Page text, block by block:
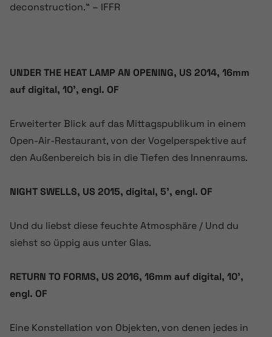
deconstruction.” – IFFR
UNDER THE HEAT LAMP AN OPENING, US 2014, 16mm
auf digital, 10’, engl. OF
Erweiterter Blick auf das Mittagspublikum in einem
Open-Air-Restaurant, von der Vogelperspektive auf
den Außenbereich bis in die Tiefen des Innenraums.
NIGHT SWELLS, US 2015, digital, 5’, engl. OF
Und du liebst diese feuchte Atmosphäre / Und du
siehst so üppig aus unter Glas.
RETURN TO FORMS, US 2016, 16mm auf digital, 10’,
engl. OF
Eine Konstellation von Objekten, von denen jedes in